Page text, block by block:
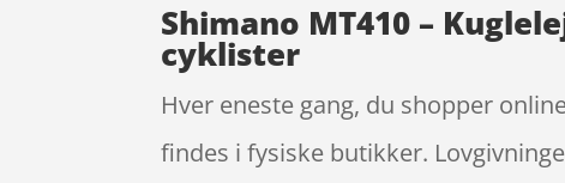
Shimano MT410 –
cyklister
Hver eneste gang, du shopper
findes i fysiske butikker.